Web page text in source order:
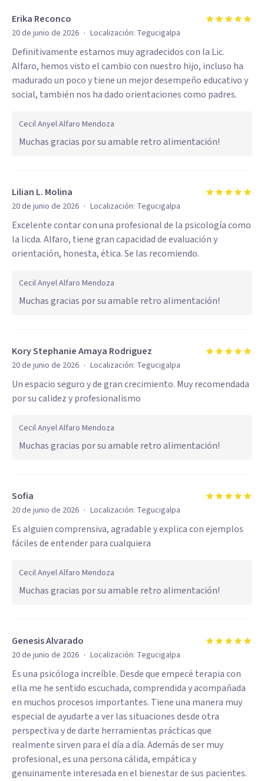
Erika Reconco
20 de junio de 2026 · Localización: Tegucigalpa
Definitivamente estamos muy agradecidos con la Lic.
Alfaro, hemos visto el cambio con nuestro hijo, incluso ha
madurado un poco y tiene un mejor desempeño educativo y
social, también nos ha dado orientaciones como padres.
Cecil Anyel Alfaro Mendoza
Muchas gracias por su amable retro alimentación!
Lilian L. Molina
20 de junio de 2026 · Localización: Tegucigalpa
Excelente contar con una profesional de la psicología como
la licda. Alfaro, tiene gran capacidad de evaluación y
orientación, honesta, ética. Se las recomiendo.
Cecil Anyel Alfaro Mendoza
Muchas gracias por su amable retro alimentación!
Kory Stephanie Amaya Rodriguez
20 de junio de 2026 · Localización: Tegucigalpa
Un espacio seguro y de gran crecimiento. Muy recomendada
por su calidez y profesionalismo
Cecil Anyel Alfaro Mendoza
Muchas gracias por su amable retro alimentación!
Sofia
20 de junio de 2026 · Localización: Tegucigalpa
Es alguien comprensiva, agradable y explica con ejemplos
fáciles de entender para cualquiera
Cecil Anyel Alfaro Mendoza
Muchas gracias por su amable retro alimentación!
Genesis Alvarado
20 de junio de 2026 · Localización: Tegucigalpa
Es una psicóloga increíble. Desde que empecé terapia con
ella me he sentido escuchada, comprendida y acompañada
en muchos procesos importantes. Tiene una manera muy
especial de ayudarte a ver las situaciones desde otra
perspectiva y de darte herramientas prácticas que
realmente sirven para el día a día. Además de ser muy
profesional, es una persona cálida, empática y
genuinamente interesada en el bienestar de sus pacientes.